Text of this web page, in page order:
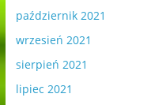
październik 2021
wrzesień 2021
sierpień 2021
lipiec 2021